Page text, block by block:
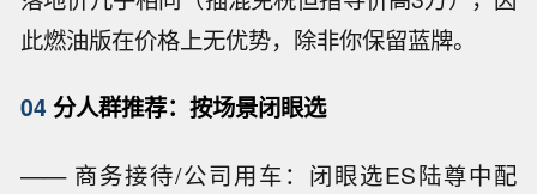
此燃油版在价格上无优势，除非你保留蓝牌。
04 分人群推荐：按场景闭眼选
—— 商务接待/公司用车：闭眼选ES陆尊中配